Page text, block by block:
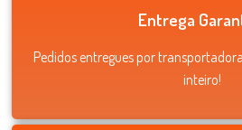
Entrega
Pedidos entregues por
inteiro!